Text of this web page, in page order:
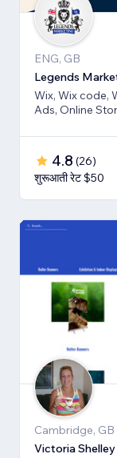
ENG, GB
Legends
Wix, Wix code,
Ads, Online
4.8 (26)
शुरूआती रेट $50
Cambridge, GB
Victoria Shelley